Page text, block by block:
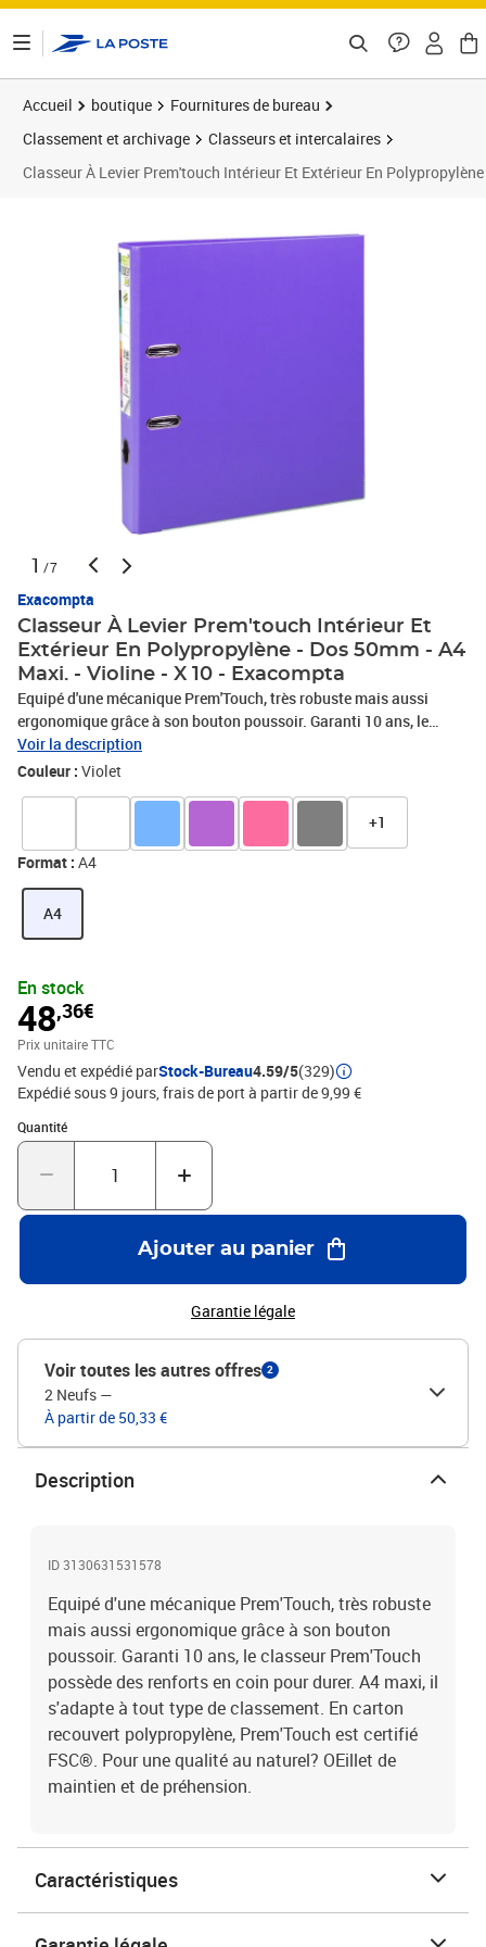
Accueil boutique
Fournitures de bureau
Classement et archivage
Classeurs et intercalaires
Classeur À Levier Prem'touch Intérieur Et Extérieur En
1 /7
Exacompta
Classeur À Levier Prem'touch Intérieur Et
Extérieur En Polypropylène - Dos 50mm - A4
Maxi. - Violine - X 10 - Exacompta
Equipé d'une mécanique Prem'Touch, très robuste mais aussi
ergonomique grâce à son bouton poussoir. Garanti 10 ans, le
classeur Prem'Touch possède des renforts en coin pour durer. A4
maxi, il s'adapte à tout type de classement. En carton recouvert
Voir la description
Couleur : Violet
+1
Format : A4
A4
En stock
48,36€
Prix unitaire TTC
Vendu et expédié parStock-Bureau4.59/5(329)
Expédié sous 9 jours, frais de port à partir de 9,99 €
Quantité
Quantité : 1
Ajouter au panier
Garantie légale
Voir toutes les autres offres 2
2 Neufs —
À partir de 50,33 €
Description
ID 3130631531578
Equipé d'une mécanique Prem'Touch, très robuste
mais aussi ergonomique grâce à son bouton
poussoir. Garanti 10 ans, le classeur Prem'Touch
possède des renforts en coin pour durer. A4 maxi, il
s'adapte à tout type de classement. En carton
recouvert polypropylène, Prem'Touch est certifié
FSC®. Pour une qualité au naturel? OEillet de
maintien et de préhension.
Caractéristiques